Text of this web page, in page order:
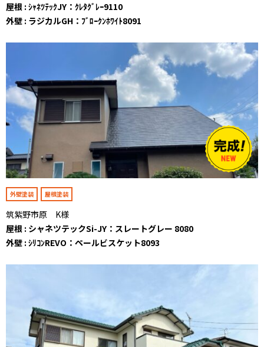
屋根 : ｼｬﾈﾂﾃｯｸJY：ｸﾚﾀｸﾞﾚｰ9110
外壁 : ラジカルGH：ﾌﾞﾛｰｸﾝﾎﾜｲﾄ8091
外壁塗装 屋根塗装
筑紫野市原 K様
屋根 : シャネツテックSi-JY：スレートグレー 8080
外壁 : ｼﾘｺﾝREVO：ペールビスケット8093